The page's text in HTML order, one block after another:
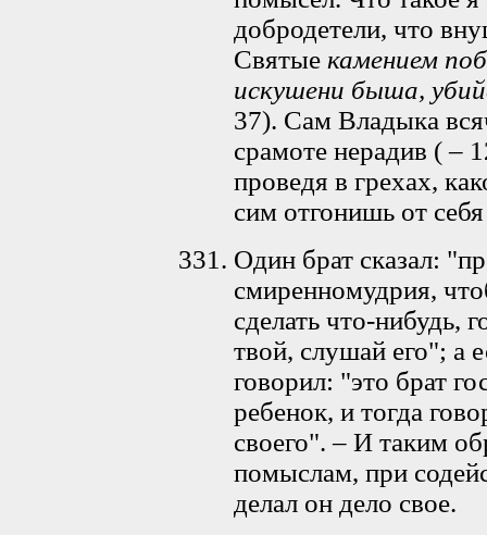
добродетели, что
Святые камением
искушени быша,
37). Сам Владыка
срамоте нерадив ( –
проведя в грехах,
сим отгонишь от
Один брат сказал:
смиренномудрия,
сделать что-нибудь,
твой, слушай его"; а
говорил: "это брат
ребенок, и тогда
своего". – И таким
помыслам, при
делал он дело свое.